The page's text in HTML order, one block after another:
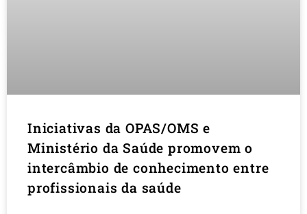
Iniciativas da OPAS/OMS e
Ministério da Saúde promovem o
intercâmbio de conhecimento entre
profissionais da saúde